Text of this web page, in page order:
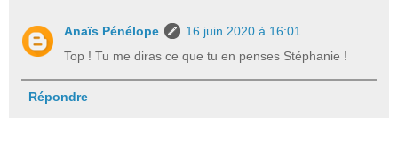
Anaïs Pénélope
16 juin 2020 à 16:01
Top ! Tu me diras ce que tu en penses Stéphanie !
Répondre